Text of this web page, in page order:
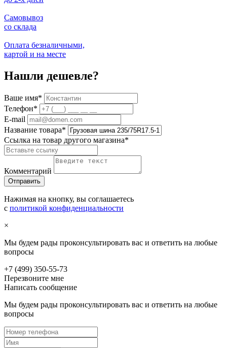
Самовывоз
со склада
Оплата безналичными,
картой и на месте
Нашли дешевле?
Ваше имя*
Телефон*
E-mail
Название товара*
Ссылка на товар другого магазина*
Комментарий
Нажимая на кнопку, вы соглашаетесь
с политикой конфиденциальности
×
Мы будем рады проконсультировать вас и ответить на любые
вопросы
+7 (499) 350-55-73
Перезвоните мне
Написать сообщение
Мы будем рады проконсультировать вас и ответить на любые
вопросы